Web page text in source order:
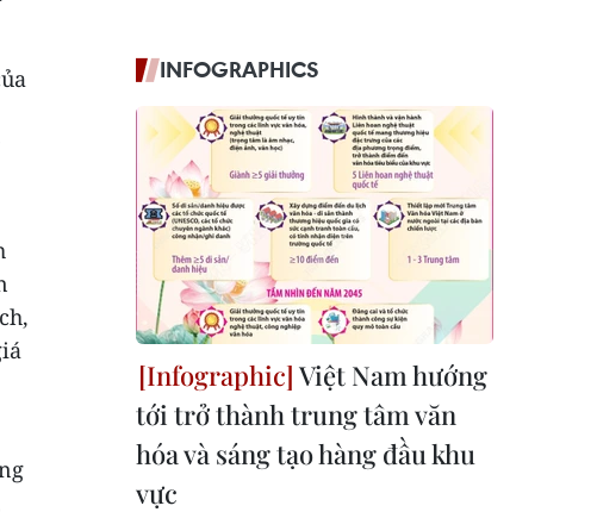
INFOGRAPHICS
Việt Nam hướng
tới trở thành trung tâm văn
hóa và sáng tạo hàng đầu khu
vực